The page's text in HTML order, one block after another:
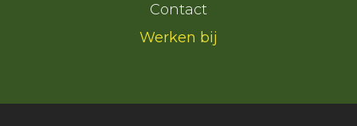
Contact
Werken bij